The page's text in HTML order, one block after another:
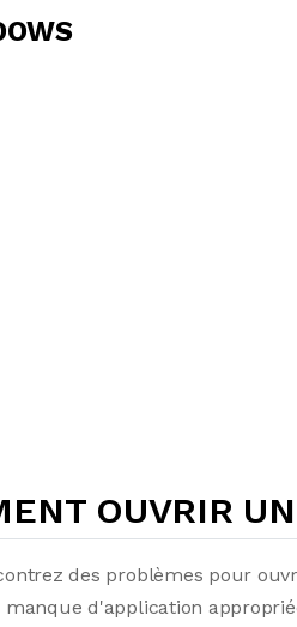
OUVRIR
des problèmes pour
d'application